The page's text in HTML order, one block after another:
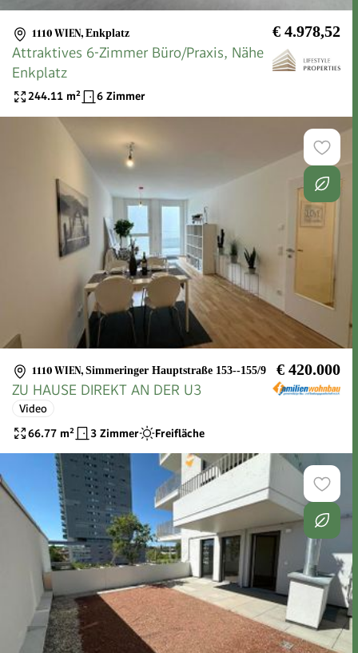
1110 WIEN, Enkplatz € 4.978,52
Attraktives 6-Zimmer Büro/Praxis, Nähe
Enkplatz
244.11 m² 6 Zimmer
1110 WIEN, Simmeringer Hauptstraße 153--155/9 € 420.000
ZU HAUSE DIREKT AN DER U3
Video
66.77 m² 3 Zimmer Freifläche